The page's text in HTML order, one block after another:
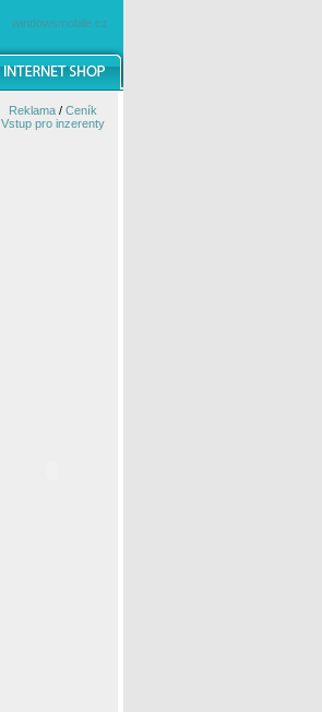
windowsmobile.cz
Reklama/ Ceník
Vstup pro inzerenty